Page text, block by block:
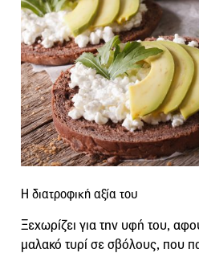
Η διατροφική αξία του
Ξεχωρίζει για την υφή του,
μαλακό τυρί σε σβόλους, που